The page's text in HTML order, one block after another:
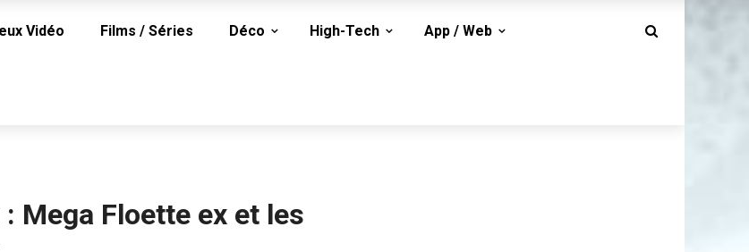
Vidéo Films / Séries Déco High-Tech App / Web
Mega Floette ex et les